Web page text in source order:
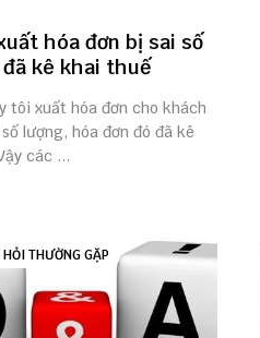
hóa đơn bị sai số
đã kê khai thuế
tôi xuất hóa đơn cho khách
lượng, hóa đơn đó đã kê
các ...
THƯỜNG GẶP